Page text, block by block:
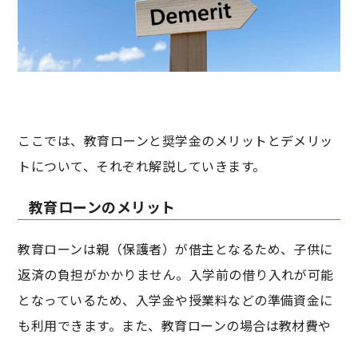
ここでは、教育ローンと奨学金のメリットとデメリッ
トについて、それぞれ解説していきます。
教育ローンのメリット
教育ローンは親（保護者）が借主となるため、子供に
返済の負担がかかりません。入学前の借り入れが可能
となっているため、入学金や授業料などの準備資金に
も利用できます。また、教育ローンの場合は教材費や